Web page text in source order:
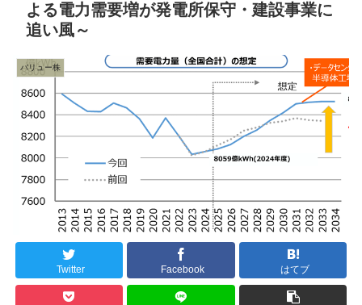
よる電力需要増が発電所保守・建設事業に
追い風～
バリュー株
Twitter Facebook はてブ